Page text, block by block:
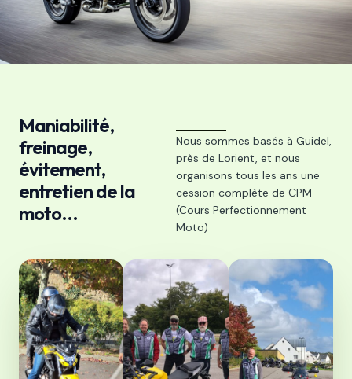
Maniabilité,
freinage,
évitement,
entretien de la
moto...
Nous sommes basés à Guidel,
près de Lorient, et nous
organisons tous les ans une
cession complète de CPM
(Cours Perfectionnement
Moto)